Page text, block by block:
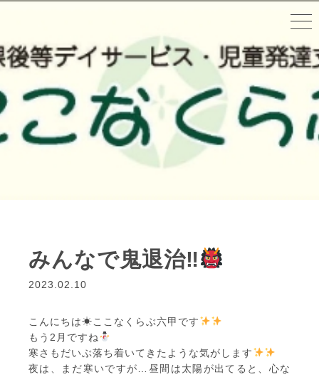
みんなで鬼退治‼
2023.02.10
こんにちは☀ここなくらぶ六甲です
もう2月ですね
寒さもだいぶ落ち着いてきたような気がします
夜は、まだ寒いですが…昼間は太陽が出てると、心な